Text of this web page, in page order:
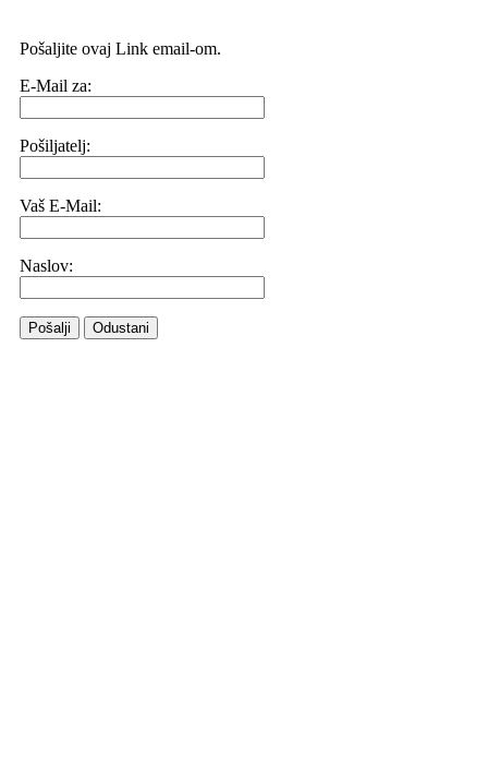
Pošaljite ovaj Link email-om.
E-Mail za:
Pošiljatelj:
Vaš E-Mail:
Naslov:
Pošalji Odustani